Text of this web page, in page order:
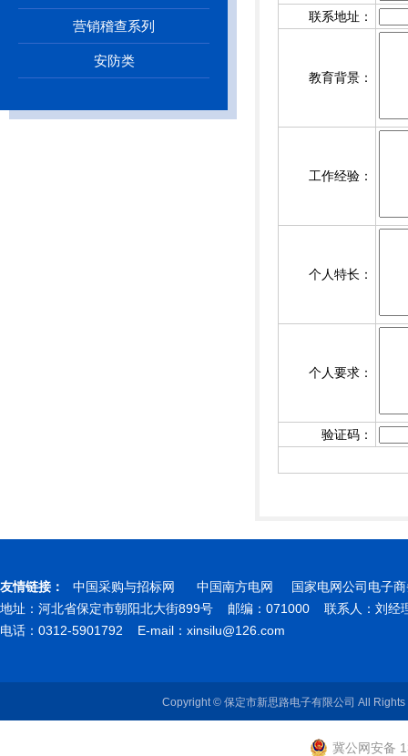
营销稽查系列
安防类
联系地址：
教育背景：
工作经验：
个人特长：
个人要求：
验证码：
友情链接： 中国采购与招标网 中国南方电网
国家电网公司电子
地址：河北省保定市朝阳北大街899号 邮编：071000 联系人：刘
电话：0312-5901792 E-mail： xinsilu@126.com
Copyright © 保定市新思路电子有限公司 All
冀公网安备